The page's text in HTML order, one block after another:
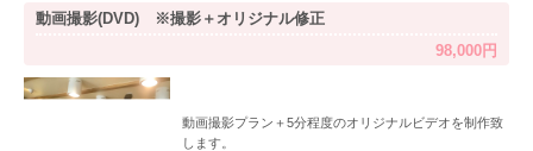
動画撮影(DVD) ※撮影＋オリジナル修正
98,000円
動画撮影プラン＋5分程度のオリジナルビデオを制作致
します。